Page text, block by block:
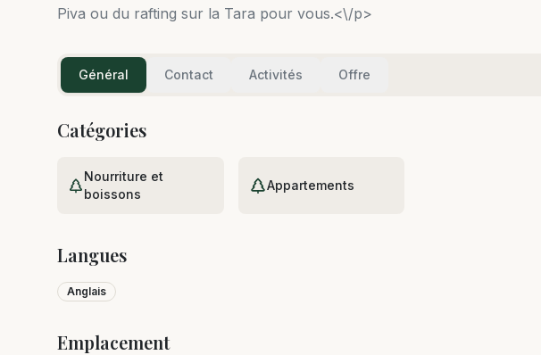
Piva ou du rafting sur la Tara pour vous.<\/p>
Général Contact Activités Offre
Catégories
Nourriture et
boissons
Appartements
Langues
Anglais
Emplacement